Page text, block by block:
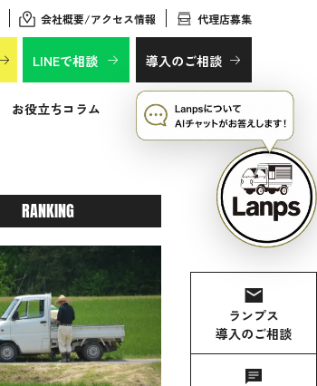
会社概要/アクセス情報 代理店募集
LINEで相談 導入のご相談
お役立ちコラム よくあるご質問
RANKING
ランプス
導入のご相談